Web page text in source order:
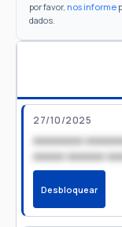
por favor, nos informe
dados.
27/10/2025
xxxxxxxx
xxxxx xxxxxx
Desbloquear